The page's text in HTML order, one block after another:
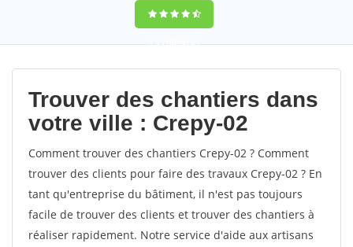
9,5(100%)61
votes
Trouver des chantiers dans
votre ville : Crepy-02
Comment trouver des chantiers Crepy-02 ? Comment
trouver des clients pour faire des travaux Crepy-02 ? En
tant qu'entreprise du bâtiment, il n'est pas toujours
facile de trouver des clients et trouver des chantiers à
réaliser rapidement. Notre service d'aide aux artisans